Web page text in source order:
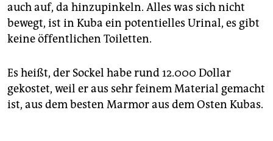
auch auf, da hinzupinkeln. Alles was sich nicht
bewegt, ist in Kuba ein potentielles Urinal, es gibt
keine öffentlichen Toiletten.
Es heißt, der Sockel habe rund 12.000 Dollar
gekostet, weil er aus sehr feinem Material gemacht
ist, aus dem besten Marmor aus dem Osten Kubas.